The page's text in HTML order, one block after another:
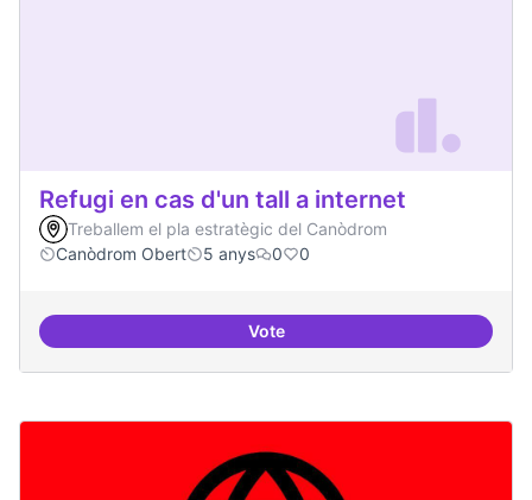
Refugi en cas d'un tall a internet
Treballem el pla estratègic del Canòdrom
Canòdrom Obert
5 anys 0 0
VoteRefugi en cas d'un tall a internet